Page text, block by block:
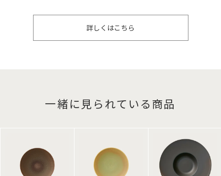
詳しくはこちら
一緒に見られている商品